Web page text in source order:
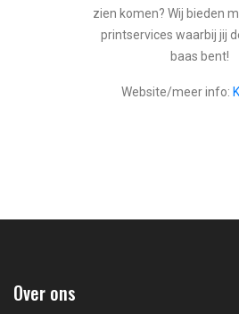
zien komen? Wij bieden
printservices waarbij jij
baas bent!
Website/meer info:
Over ons